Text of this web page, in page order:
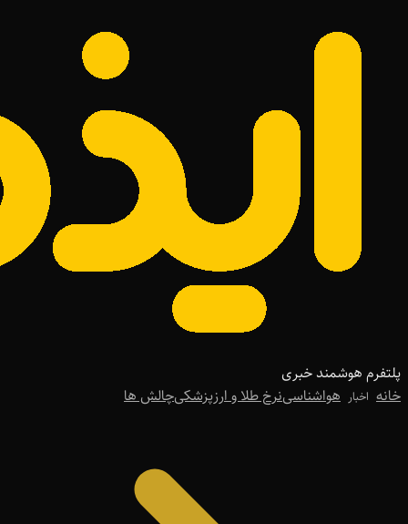
پلتفرم هوشمند خبری
خانه اخبار هواشناسینرخ طلا و ارزپزشکیچالش ها